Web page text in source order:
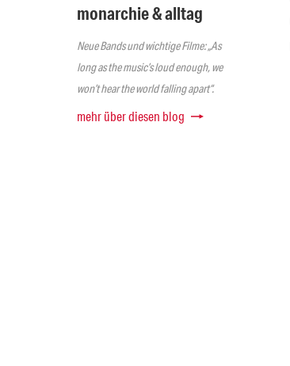
monarchie & alltag
Neue Bands und wichtige Filme: „As
long as the music’s loud enough, we
won’t hear the world falling apart“.
mehr über diesen blog